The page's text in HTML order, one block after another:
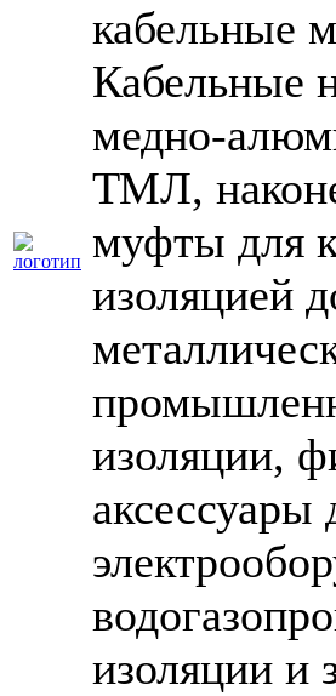
кабельные
Кабельные
медно-
ТМЛ,
муфты для
изоляцией
изоляции,
изоляции и